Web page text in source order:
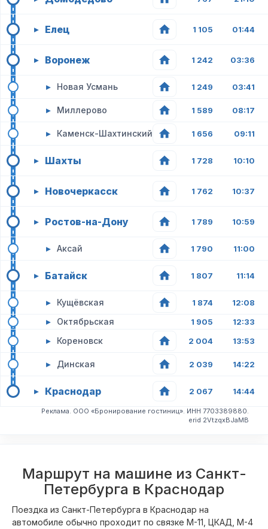
▸ Елец 1 105 01:44
▸ Воронеж 1 242 03:36
▸ Новая Усмань 1 249 03:41
▸ Миллерово 1 589 08:17
▸ Каменск-Шахтинский 1 656 09:11
▸ Шахты 1 728 10:10
▸ Новочеркасск 1 762 10:37
▸ Ростов-на-Дону 1 789 10:59
▸ Аксай 1 790 11:00
▸ Батайск 1 807 11:14
▸ Кущёвская 1 874 12:08
▸ Октябрьская 1 905 12:33
▸ Кореновск 2 004 13:53
▸ Динская 2 039 14:22
▸ Краснодар 2 067 14:44
Реклама. ООО «Бронирование гостиниц». ИНН 7703389880.
erid 2VtzqxBJaMB
Маршрут на машине из Санкт-
Петербурга в Краснодар
Поездка из Санкт-Петербурга в Краснодар на
автомобиле обычно проходит по связке М-11, ЦКАД, М-4